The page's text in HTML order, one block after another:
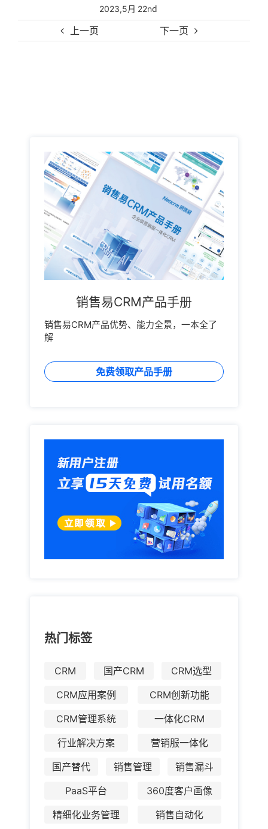
上一页 下一页
2023,5月 22nd
销售易CRM产品手册
销售易CRM产品优势、能力全景，一本全了
解
免费领取产品手册
热门标签
CRM 国产CRM
CRM选型
CRM应用案例
CRM创新功能
CRM管理系统
一体化CRM
行业解决方案
营销服一体化
国产替代
销售管理
销售漏斗
PaaS平台
360度客户画像
精细化业务管理
销售自动化